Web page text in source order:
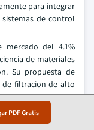
PDF Gratis
para integrar
de control
mercado del 4.1%
de materiales
Su propuesta de
filtracion de alto
innovadoras crea
premium y